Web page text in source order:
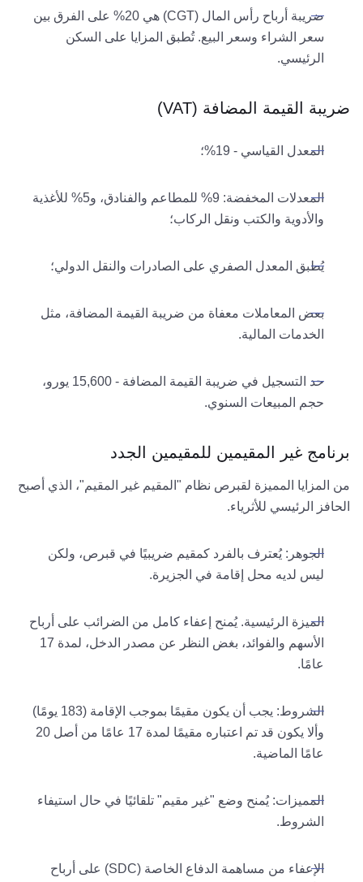
ضريبة أرباح رأس المال (CGT) هي 20% على الفرق بين
سعر الشراء وسعر البيع. تُطبق المزايا على السكن
الرئيسي.
ضريبة القيمة المضافة (VAT)
المعدل القياسي - 19%؛
المعدلات المخفضة: 9% للمطاعم والفنادق، و5% للأغذية
والأدوية والكتب ونقل الركاب؛
يُطبق المعدل الصفري على الصادرات والنقل الدولي؛
بعض المعاملات معفاة من ضريبة القيمة المضافة، مثل
الخدمات المالية.
حد التسجيل في ضريبة القيمة المضافة - 15,600 يورو،
حجم المبيعات السنوي.
برنامج غير المقيمين للمقيمين الجدد
من المزايا المميزة لقبرص نظام "المقيم غير المقيم"، الذي أصبح
الحافز الرئيسي للأثرياء.
الجوهر: يُعترف بالفرد كمقيم ضريبيًا في قبرص، ولكن
ليس لديه محل إقامة في الجزيرة.
الميزة الرئيسية. يُمنح إعفاء كامل من الضرائب على أرباح
الأسهم والفوائد، بغض النظر عن مصدر الدخل، لمدة 17
عامًا.
الشروط: يجب أن يكون مقيمًا بموجب الإقامة (183 يومًا)
وألا يكون قد تم اعتباره مقيمًا لمدة 17 عامًا من أصل 20
عامًا الماضية.
المميزات: يُمنح وضع "غير مقيم" تلقائيًا في حال استيفاء
الشروط.
الإعفاء من مساهمة الدفاع الخاصة (SDC) على أرباح